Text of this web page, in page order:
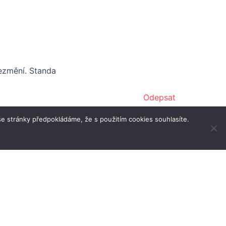
Standa
Odepsat
stránky předpokládáme, že s použitím cookies souhlasíte.